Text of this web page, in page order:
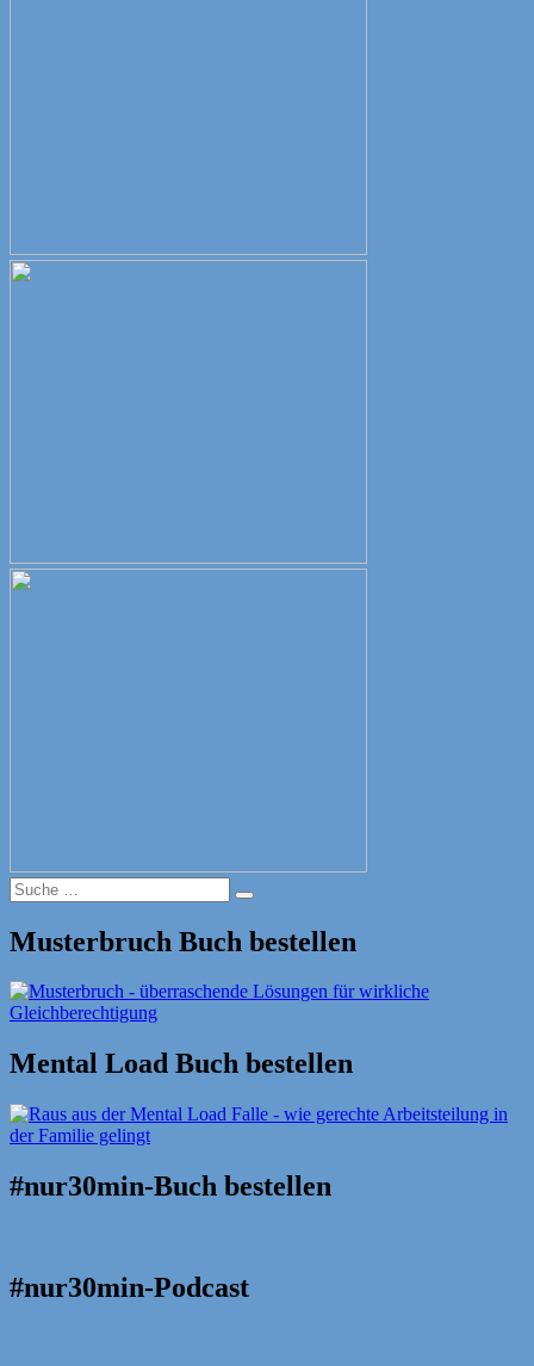
Suche
nach:
Suche
Musterbruch Buch bestellen
Mental Load Buch bestellen
#nur30min-Buch bestellen
#nur30min-Podcast